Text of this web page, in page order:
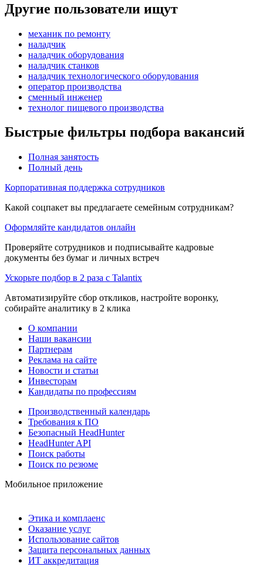
Другие пользователи ищут
механик по ремонту
наладчик
наладчик оборудования
наладчик станков
наладчик технологического оборудования
оператор производства
сменный инженер
технолог пищевого производства
Быстрые фильтры подбора вакансий
Полная занятость
Полный день
Корпоративная поддержка сотрудников
Какой соцпакет вы предлагаете семейным сотрудникам?
Оформляйте кандидатов онлайн
Проверяйте сотрудников и подписывайте кадровые
документы без бумаг и личных встреч
Ускорьте подбор в 2 раза с Talantix
Автоматизируйте сбор откликов, настройте воронку,
собирайте аналитику в 2 клика
О компании
Наши вакансии
Партнерам
Реклама на сайте
Новости и статьи
Инвесторам
Кандидаты по профессиям
Производственный календарь
Требования к ПО
Безопасный HeadHunter
HeadHunter API
Поиск работы
Поиск по резюме
Мобильное приложение
Этика и комплаенс
Оказание услуг
Использование сайтов
Защита персональных данных
ИТ аккредитация